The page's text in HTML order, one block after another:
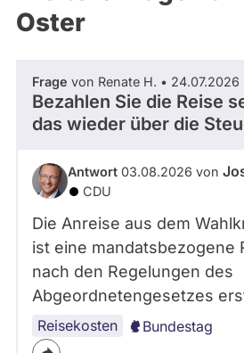
Oster
Frage von Renate H. • 24.07.2026
Bezahlen Sie die Reise
das wieder über die
Antwort 03.08.2026 von
CDU
Die Anreise aus dem
ist eine mandatsbezogene
nach den Regelungen des
Abgeordnetengesetzes
Reisekosten Bundestag